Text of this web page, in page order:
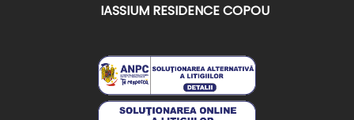
IASSIUM RESIDENCE COPOU